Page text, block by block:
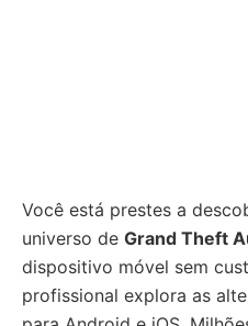
Você está prestes a
universo de Grand Theft
dispositivo móvel sem
profissional explora as